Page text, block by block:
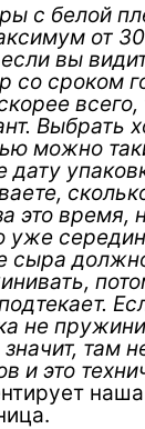
с белой
от
вы
со сроком
всего,
Выбрать
можно
дату
ск
это время,
уже
сыра
не
там
и это
наша